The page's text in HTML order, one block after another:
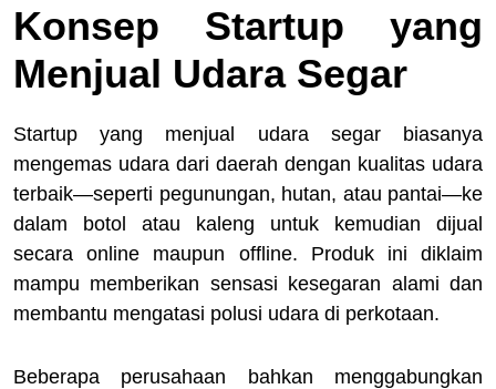
Konsep Startup yang
Menjual Udara Segar
Startup yang menjual udara segar biasanya
mengemas udara dari daerah dengan kualitas udara
terbaik—seperti pegunungan, hutan, atau pantai—ke
dalam botol atau kaleng untuk kemudian dijual
secara online maupun offline. Produk ini diklaim
mampu memberikan sensasi kesegaran alami dan
membantu mengatasi polusi udara di perkotaan.
Beberapa perusahaan bahkan menggabungkan